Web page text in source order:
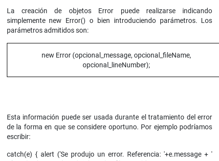
La creación de objetos Error puede realizarse indicando
simplemente new Error() o bien introduciendo parámetros. Los
parámetros admitidos son:
new Error (opcional_message, opcional_fileName,
opcional_lineNumber);
Esta información puede ser usada durante el tratamiento del error
de la forma en que se considere oportuno. Por ejemplo podríamos
escribir:
catch(e) { alert ('Se produjo un error. Referencia: '+e.message + '